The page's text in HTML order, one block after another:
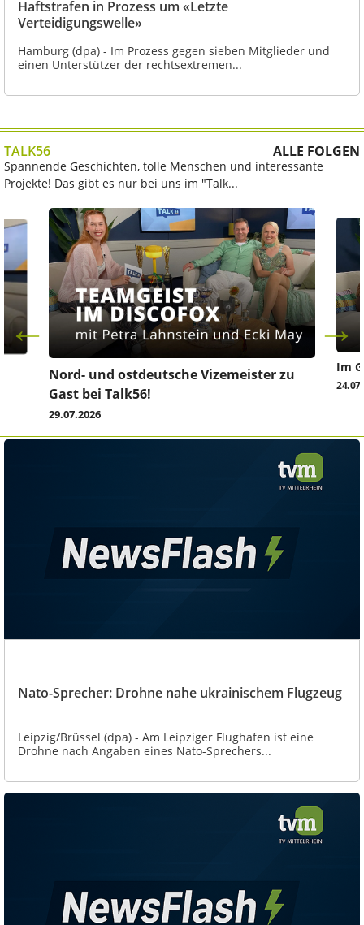
Haftstrafen in Prozess um «Letzte
Verteidigungswelle»
Hamburg (dpa) - Im Prozess gegen sieben Mitglieder und
einen Unterstützer der rechtsextremen...
TALK56 ALLE FOLGEN
Spannende Geschichten, tolle Menschen und interessante
Projekte! Das gibt es nur bei uns im "Talk...
Nord- und ostdeutsche Vizemeister zu
Gast bei Talk56!
29.07.2026
Im
Nato-Sprecher: Drohne nahe ukrainischem Flugzeug
Leipzig/Brüssel (dpa) - Am Leipziger Flughafen ist eine
Drohne nach Angaben eines Nato-Sprechers...